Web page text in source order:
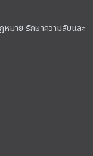
หมาย รักษาความลับและ